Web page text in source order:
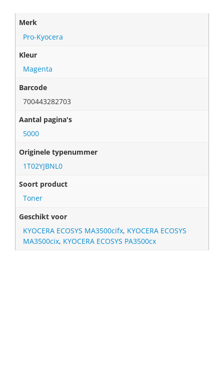
Merk
Pro-Kyocera
Kleur
Magenta
Barcode
700443282703
Aantal pagina's
5000
Originele typenummer
1T02YJBNL0
Soort product
Toner
Geschikt voor
KYOCERA ECOSYS MA3500cifx, KYOCERA ECOSYS
MA3500cix, KYOCERA ECOSYS PA3500cx